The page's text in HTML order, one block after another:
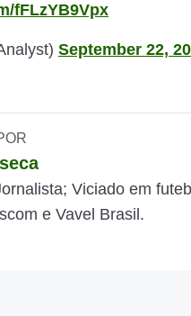
fFLzYB9Vpx
September 22,
Viciado em
e Vavel Brasil.